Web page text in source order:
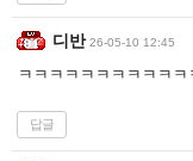
디반 26-05-10 12:45
ㅋㅋㅋㅋㅋㅋㅋㅋㅋㅋㅋ
답글